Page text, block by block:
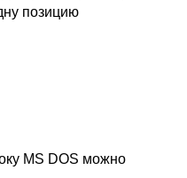
позицию
MS DOS можно